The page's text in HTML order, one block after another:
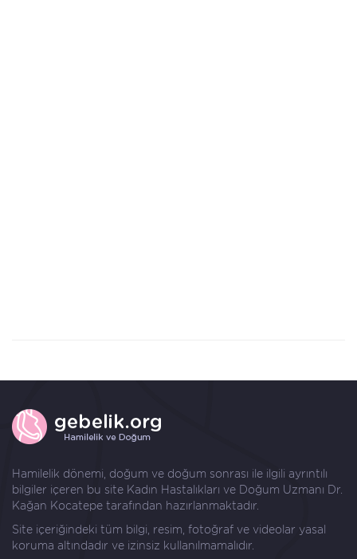
Hamilelik dönemi, doğum ve doğum sonrası ile ilgili ayrıntılı
bilgiler içeren bu site Kadın Hastalıkları ve Doğum Uzmanı Dr.
Kağan Kocatepe tarafından hazırlanmaktadır.
Site içeriğindeki tüm bilgi, resim, fotoğraf ve videolar yasal
koruma altındadır ve izinsiz kullanılmamalıdır.